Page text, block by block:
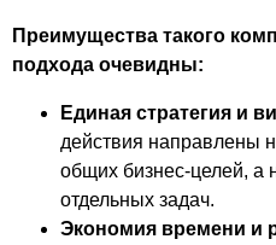
Преимущества такого
подхода очевидны:
Единая стратегия и
действия направлены
общих бизнес-целей, а
отдельных задач.
Экономия времени и